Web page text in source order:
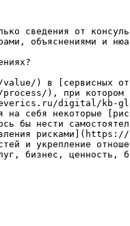
сведения от
объяснениями и
) в
), при
cleverics.ru/digital/
на себя
и укрепление
бизнес, ценность,